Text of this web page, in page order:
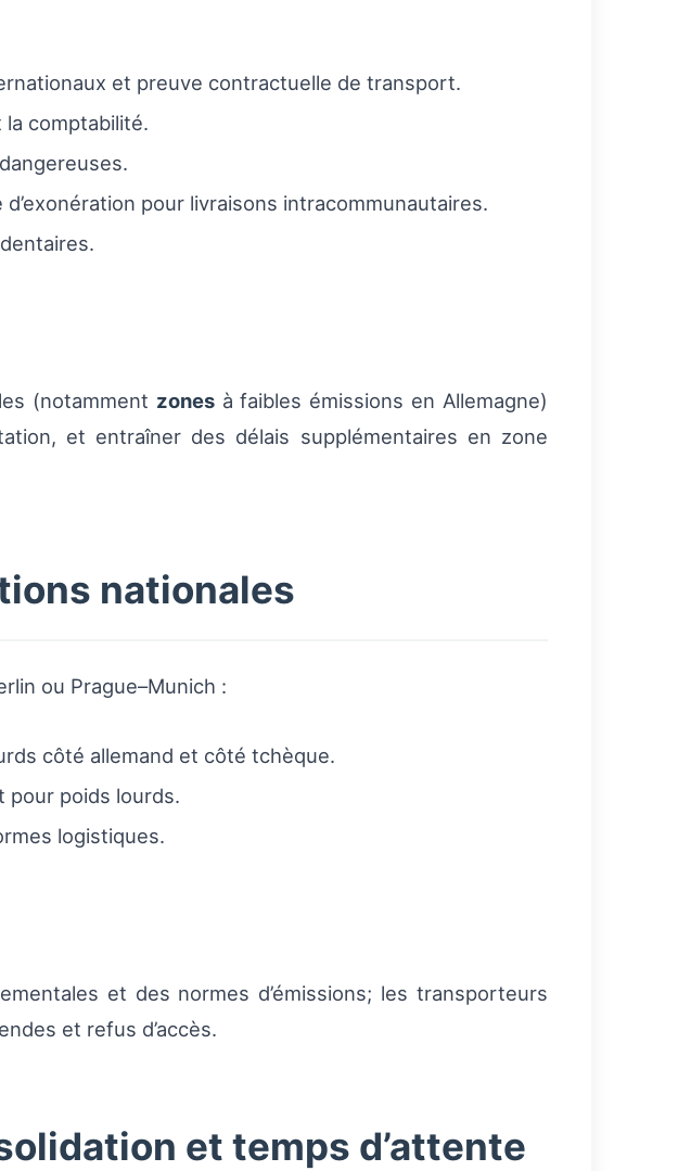
et preuve contractuelle de transport.
comptabilité.
pour livraisons intracommunautaires.
(notamment zonesà faibles émissions en Allemagne)
et entraîner des délais supplémentaires en zone
nationales
ou Prague–Munich :
côté allemand et côté tchèque.
pour poids lourds.
logistiques.
et des normes d’émissions; les transporteurs
et refus d’accès.
et temps d’attente